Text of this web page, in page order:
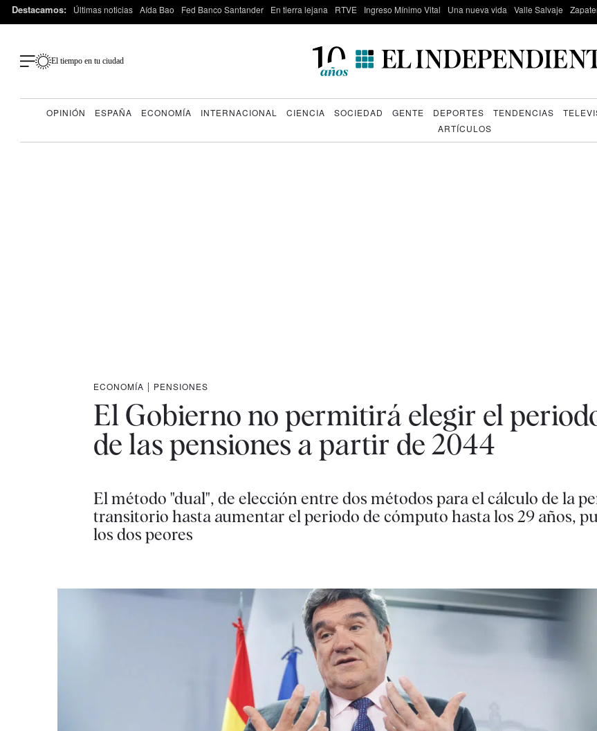
Destacamos: Últimas noticias Aída Bao Fed Banco Santander En tierra lejana RTVE Ingreso Mínimo Vital Una nueva vida Valle Salvaje
El tiempo en tu ciudad
OPINIÓN ESPAÑA ECONOMÍA INTERNACIONAL CIENCIA SOCIEDAD GENTE DEPORTES TENDENCIAS
ARTÍCULOS
ECONOMÍA | PENSIONES
El Gobierno no permitirá elegir el
de las pensiones a partir de 2044
El método "dual", de elección entre dos métodos para el cálculo de la
transitorio hasta aumentar el periodo de cómputo hasta los 29 años,
los dos peores